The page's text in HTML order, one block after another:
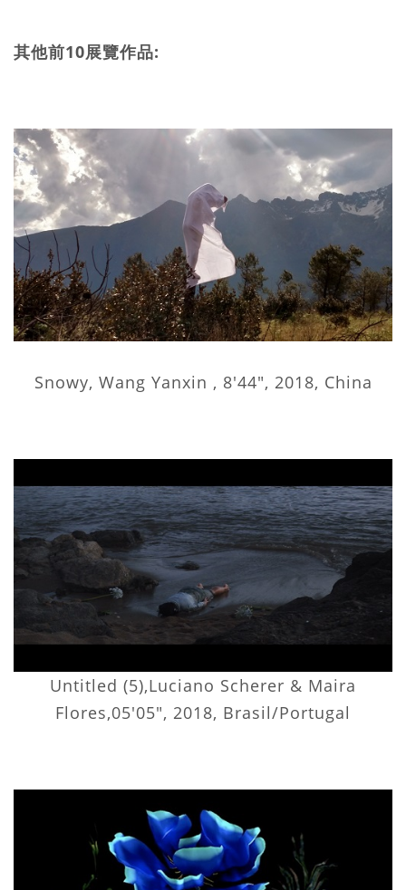
其他前10展覽作品:
Snowy, Wang Yanxin , 8'44", 2018, China
Untitled (5),Luciano Scherer & Maira
Flores,05'05", 2018, Brasil/Portugal